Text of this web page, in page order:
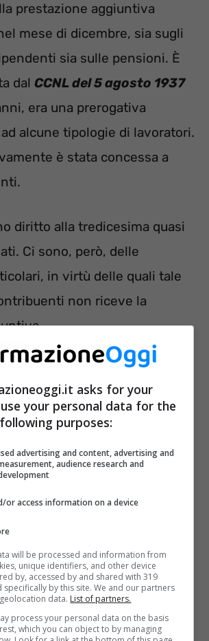
prestazione aggiuntiva
mese di dicembre, sia sugli
sia sulle pensioni. È
dal CCNL del 5 agosto 1937
era una prerogativa
alcune tipologie di lavoratori.
è stata concessa a
diritto alla tredicesima quasi
Ci sono, però, delle
in virtù delle quali tale
non riceve la
di dicembre 2022, infatti, non
cittadini che hanno già
cd.pensioni anticipate
caso di coloro che hanno
asks for your
your personal data for the
following purposes:
advertising and content, advertising and
audience research and
or access information on a device
will be processed and information from
unique identifiers, and other device
by, accessed by and shared with 319
specifically by this site. We and our partners
data. List of partners.
process your personal data on the basis
which you can object to by managing